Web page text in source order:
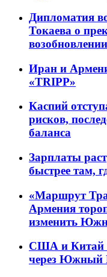
Дипломатия
Токаева о
Иран и
«TRIPP»
Каспий
рисков,
баланса
Зарплаты
быстрее там,
«Маршрут
Армения
изменить
США и Китай
через Южный